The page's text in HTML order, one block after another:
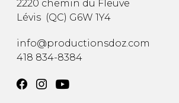
2220 chemin du Fleuve
Lévis (QC) G6W 1Y4
info@productionsdoz.com
418 834-8384